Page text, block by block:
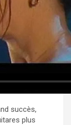
succès,
plus